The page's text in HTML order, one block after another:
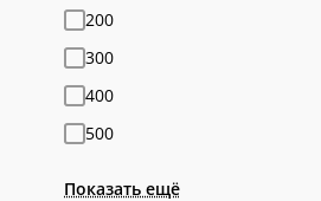
200
300
400
500
Показать ещё